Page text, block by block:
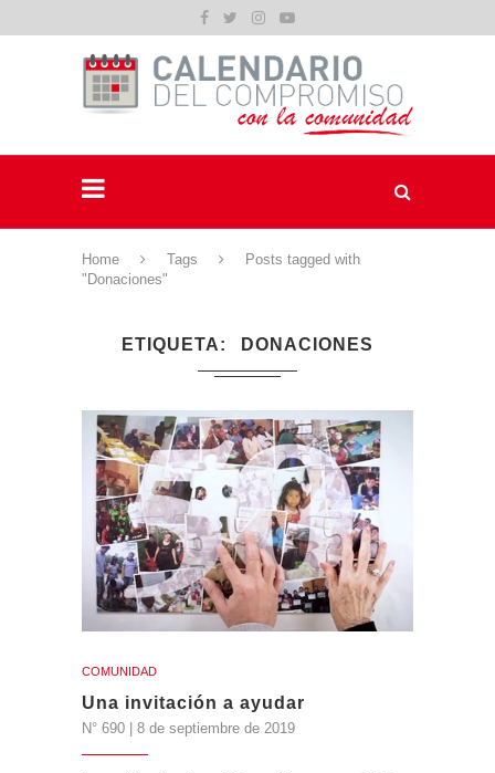
Home Tags
Posts tagged with
"Donaciones"
ETIQUETA DONACIONES
COMUNIDAD
Una invitación a ayudar
N° 690 | 8 de septiembre de 2019